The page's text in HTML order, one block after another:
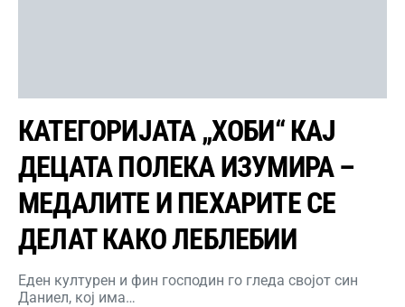
КАТЕГОРИЈАТА „ХОБИ“ КАЈ
ДЕЦАТА ПОЛЕКА ИЗУМИРА –
МЕДАЛИТЕ И ПЕХАРИТЕ СЕ
ДЕЛАТ КАКО ЛЕБЛЕБИИ
Еден културен и фин господин го гледа својот син
Даниел, кој има…